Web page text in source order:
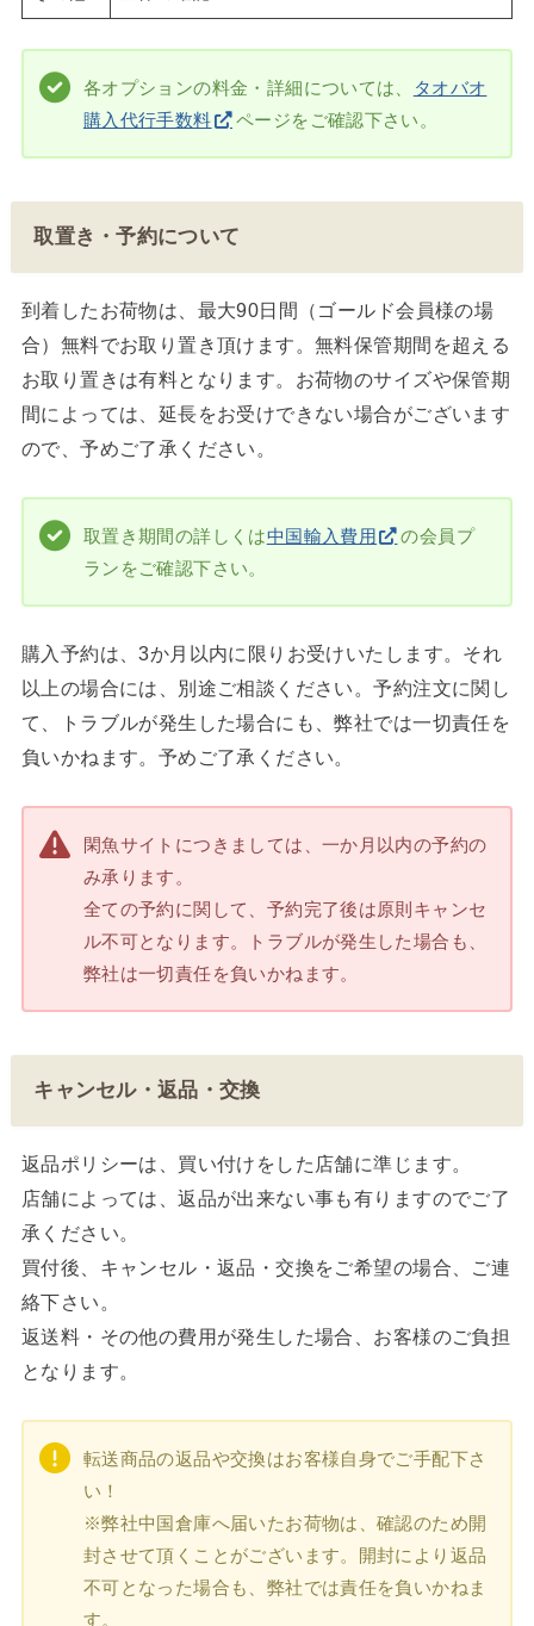
各オプションの料金・詳細については、
タオバオ
購入代行手数料
ページをご確認下さい。
取置き・予約について
到着したお荷物は、最大90日間（ゴールド会員様の場
合）無料でお取り置き頂けます。無料保管期間を超える
お取り置きは有料となります。お荷物のサイズや保管期
間によっては、延長をお受けできない場合がございます
ので、予めご了承ください。
取置き期間の詳しくは中国輸入費用
の会員プ
ランをご確認下さい。
購入予約は、3か月以内に限りお受けいたします。それ
以上の場合には、別途ご相談ください。予約注文に関し
て、トラブルが発生した場合にも、弊社では一切責任を
負いかねます。予めご了承ください。
閑魚サイトにつきましては、一か月以内の予約の
み承ります。
全ての予約に関して、予約完了後は原則キャンセ
ル不可となります。トラブルが発生した場合も、
弊社は一切責任を負いかねます。
キャンセル・返品・交換
返品ポリシーは、買い付けをした店舗に準じます。
店舗によっては、返品が出来ない事も有りますのでご了
承ください。
買付後、キャンセル・返品・交換をご希望の場合、ご連
絡下さい。
返送料・その他の費用が発生した場合、お客様のご負担
となります。
転送商品の返品や交換はお客様自身でご手配下さ
い！
※弊社中国倉庫へ届いたお荷物は、確認のため開
封させて頂くことがございます。開封により返品
不可となった場合も、弊社では責任を負いかねま
す。